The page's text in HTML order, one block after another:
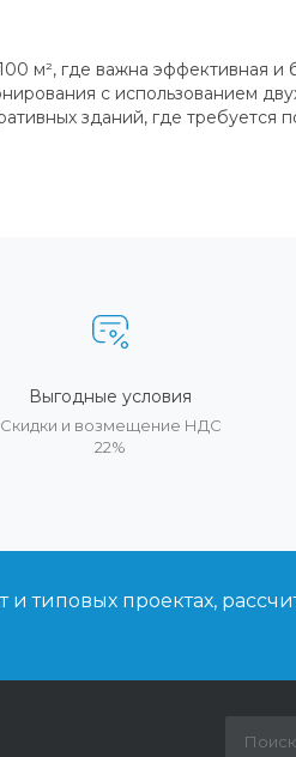
м², где важна эффективная и
с использованием
зданий, где требуется
Выгодные условия
Скидки и возмещение НДС
22%
типовых проектах,